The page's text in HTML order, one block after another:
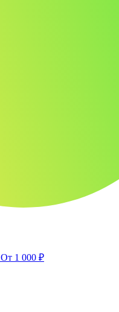
От 1 000 ₽